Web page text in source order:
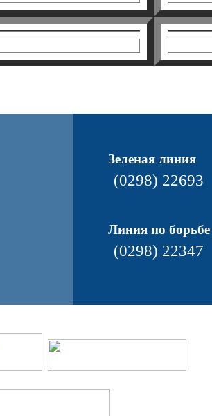
Зеленая линия
(0298) 22693
Линия по
(0298) 22347